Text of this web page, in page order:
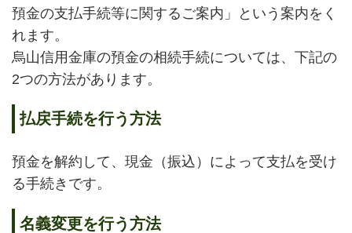
預金の支払手続等に関するご案内」という案内をく
れます。
烏山信用金庫の預金の相続手続については、下記の
2つの方法があります。
払戻手続を行う方法
預金を解約して、現金（振込）によって支払を受け
る手続きです。
名義変更を行う方法